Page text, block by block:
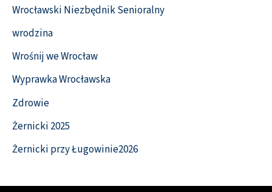
Wrocławski Niezbędnik Senioralny
wrodzina
Wrośnij we Wrocław
Wyprawka Wrocławska
Zdrowie
Żernicki 2025
Żernicki przy Ługowinie2026